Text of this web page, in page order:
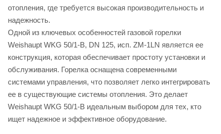
отопления, где требуется высокая производительность и
надежность.
Одной из ключевых особенностей газовой горелки
Weishaupt WKG 50/1-B, DN 125, исп. ZM-1LN является ее
конструкция, которая обеспечивает простоту установки и
обслуживания. Горелка оснащена современными
системами управления, что позволяет легко интегрировать
ее в существующие системы отопления. Это делает
Weishaupt WKG 50/1-B идеальным выбором для тех, кто
ищет надежное и эффективное оборудование.